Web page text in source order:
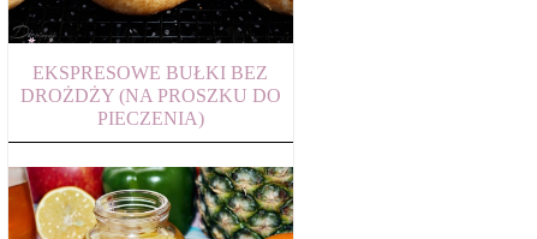
EKSPRESOWE BUŁKI BEZ
DROŻDŻY (NA PROSZKU DO
PIECZENIA)